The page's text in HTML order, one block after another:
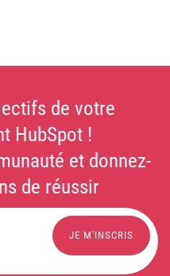
de votre
HubSpot !
et donnez-
de réussir